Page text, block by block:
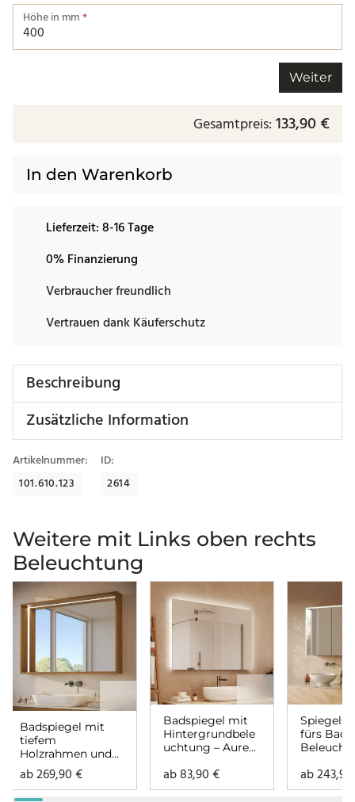
Höhe in mm*
Weiter
Gesamtpreis: 133,90 €
In den Warenkorb
Lieferzeit:8-16 Tage
0% Finanzierung
Verbraucher freundlich
Vertrauen dank Käuferschutz
Beschreibung
Zusätzliche Information
Artikelnummer:
101.610.123
ID:
2614
Weitere mit Links oben rechts
Beleuchtung
Badspiegel mit
tiefem
Holzrahmen und
Beleuchtung –
Lenora links oben
rechts
ab269,90€
Badspiegel mit
Hintergrundbele
uchtung – Aurea
ab83,90€
fürs Bad
rechts
ab243,90